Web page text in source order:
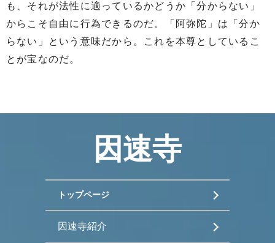
も、それが法性に適っているかどうか「分からない」
からこそ自由に行為できるのだ。「阿弥陀」は「分か
らない」という意味だから。これを本尊としているこ
とが宝なのだ。
因速寺
トップページ
因速寺紹介